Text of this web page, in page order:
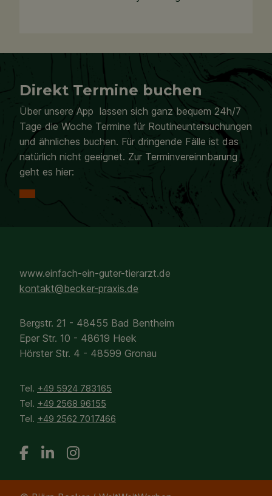
Direkt Termine buchen
Über unsere App lassen sich ganz bequem 24h/7
Tage die Woche Termine für Routineuntersuchungen
und ähnliches buchen. Für dringende Fälle ist das
natürlich nicht geeignet. Zur Terminvereinnbarung
geht es hier:
www.einfach-ein-guter-tierarzt.de
kontakt@becker-praxis.de
Bergstr. 21 - 48455 Bad Bentheim
Eper Str. 10 - 48619 Heek
Hörster Str. 4 - 48599 Gronau
Tel. +49 5924 783165
Tel. +49 2568 96155
Tel. +49 2562 7017466